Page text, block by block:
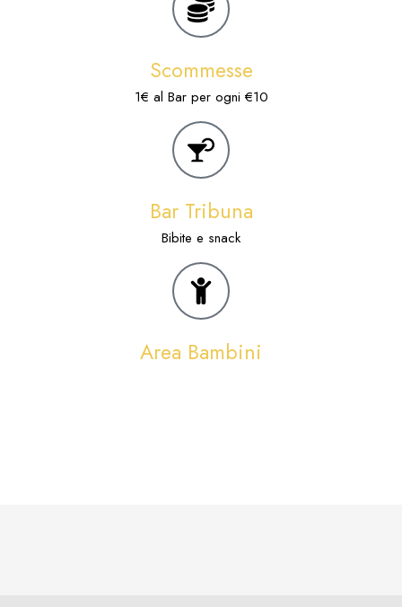
Scommesse
1€ al Bar per ogni €10
Bar Tribuna
Bibite e snack
Area Bambini